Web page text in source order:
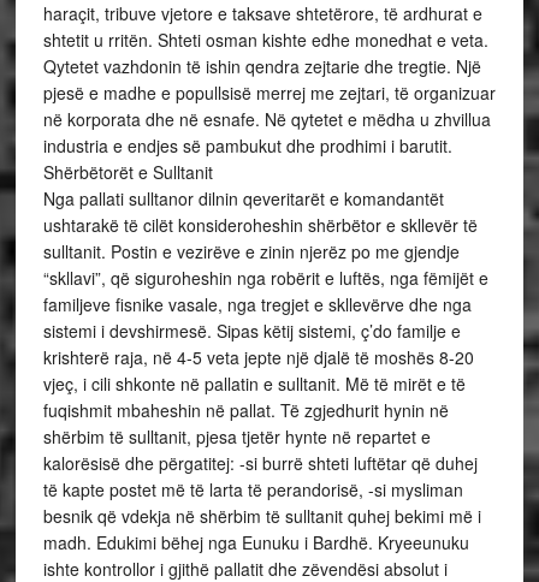
haraçit, tribuve vjetore e taksave shtetërore, të ardhurat e
shtetit u rritën. Shteti osman kishte edhe monedhat e veta.
Qytetet vazhdonin të ishin qendra zejtarie dhe tregtie. Një
pjesë e madhe e popullsisë merrej me zejtari, të organizuar
në korporata dhe në esnafe. Në qytetet e mëdha u zhvillua
industria e endjes së pambukut dhe prodhimi i barutit.
Shërbëtorët e Sulltanit
Nga pallati sulltanor dilnin qeveritarët e komandantët
ushtarakë të cilët konsideroheshin shërbëtor e skllevër të
sulltanit. Postin e vezirëve e zinin njerëz po me gjendje
“skllavi”, që siguroheshin nga robërit e luftës, nga fëmijët e
familjeve fisnike vasale, nga tregjet e skllevërve dhe nga
sistemi i devshirmesë. Sipas këtij sistemi, ç’do familje e
krishterë raja, në 4-5 veta jepte një djalë të moshës 8-20
vjeç, i cili shkonte në pallatin e sulltanit. Më të mirët e të
fuqishmit mbaheshin në pallat. Të zgjedhurit hynin në
shërbim të sulltanit, pjesa tjetër hynte në repartet e
kalorësisë dhe përgatitej: -si burrë shteti luftëtar që duhej
të kapte postet më të larta të perandorisë, -si mysliman
besnik që vdekja në shërbim të sulltanit quhej bekimi më i
madh. Edukimi bëhej nga Eunuku i Bardhë. Kryeeunuku
ishte kontrollor i gjithë pallatit dhe zëvendësi absolut i